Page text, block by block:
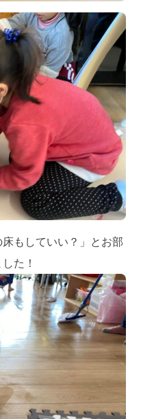
もしていい？」とお部
た！